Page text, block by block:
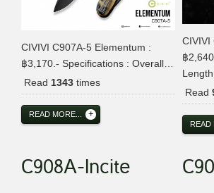
CIVIVI C907A-5 Elementum :
฿3,170.- Specifications : Overall…
Read 1343 times
READ MORE...
CIVIVI
฿
Read
READ
C908A-Incite